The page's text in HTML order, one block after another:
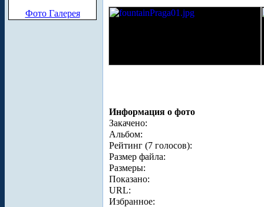
Фото Галерея
Информация о фото
Закачено:
Альбом:
Рейтинг (7 голосов):
Размер файла:
Размеры:
Показано:
URL:
Избранное: